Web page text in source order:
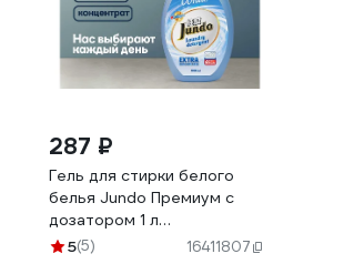
287 ₽
Гель для стирки белого
белья Jundo Премиум с
дозатором 1 л
4903720020067
5(5) 16411807